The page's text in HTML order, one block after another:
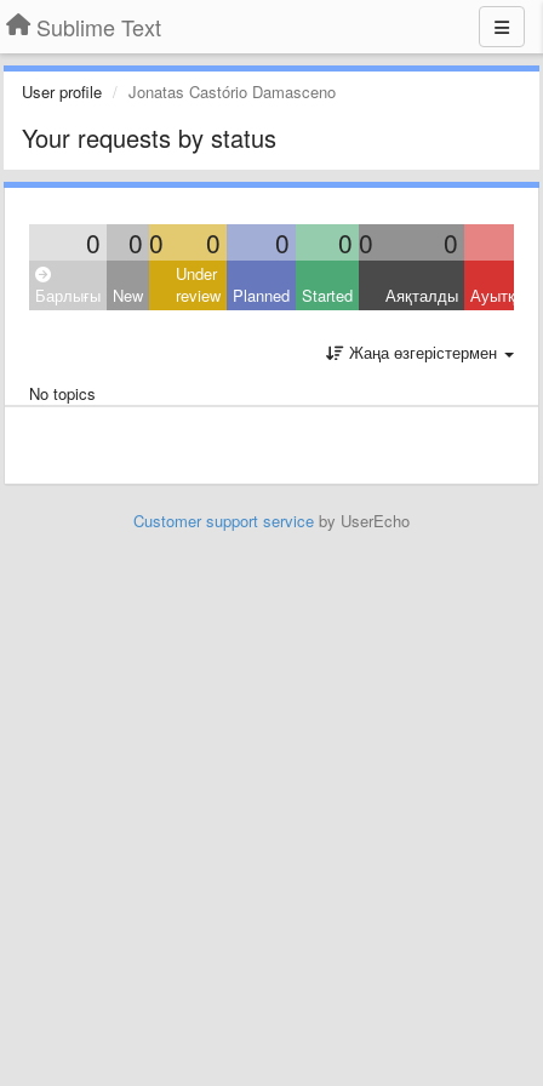
Sublime Text
User profile Jonatas Castório Damasceno
Your requests by status
0 0 0 0 0 0 0 0
Барлығы New
Under
review Planned Started Аяқталды
Жаңа өзгерістермен
No topics
Customer support service by UserEcho